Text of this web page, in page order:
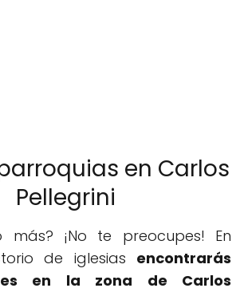
en Carlos
Pellegrini
más? ¡No te preocupes! En
de iglesias encontrarás
en la zona de Carlos